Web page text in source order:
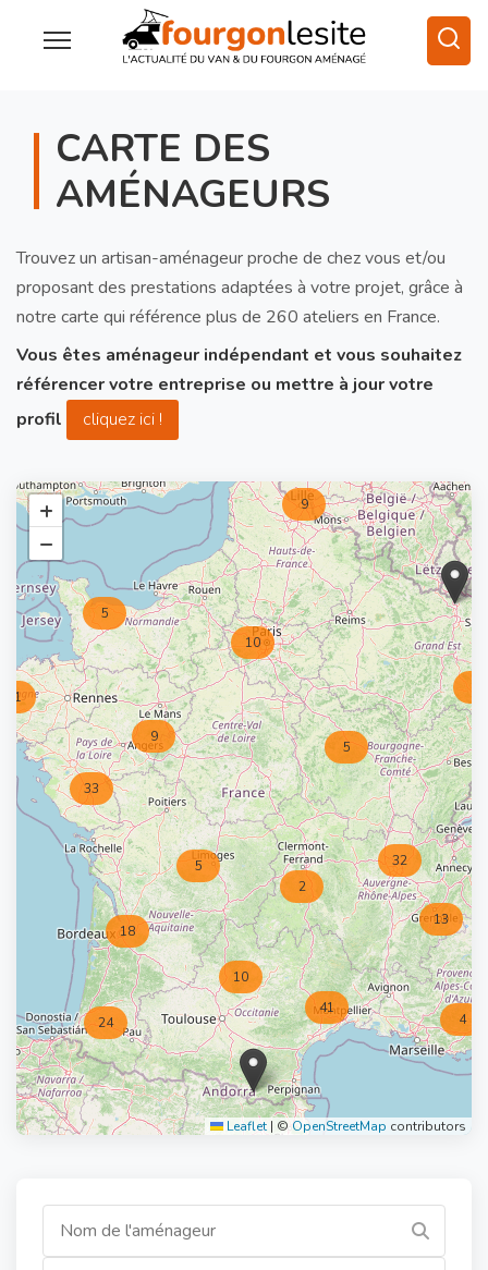
CARTE DES
AMÉNAGEURS
Trouvez un artisan-aménageur proche de chez vous et/ou
proposant des prestations adaptées à votre projet, grâce à
notre carte qui référence plus de 260 ateliers en France.
Vous êtes aménageur indépendant et vous souhaitez
référencer votre entreprise ou mettre à jour votre
profil
cliquez ici !
5
31
5
9
9
10
2
5
18
33
10
4
41
32
13
24
+
−
Leaflet | © OpenStreetMap contributors